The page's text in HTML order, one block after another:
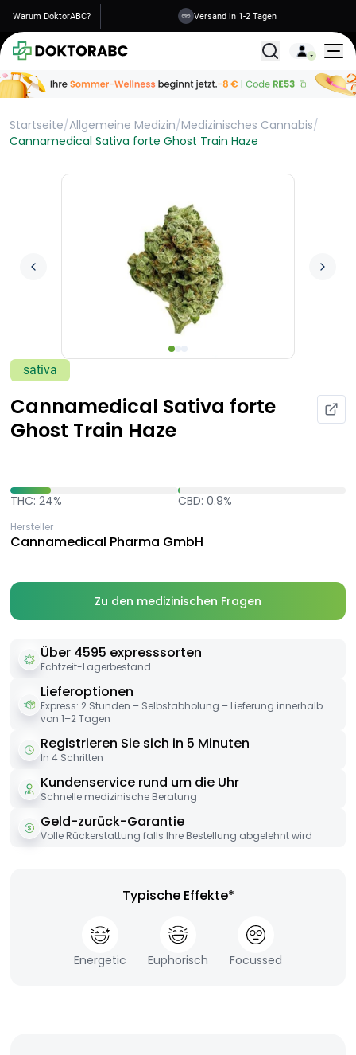
Warum DoktorABC? Versand in 1-2 Tagen
Alle
Startseite/Allgemeine Medizin/Medizinisches Cannabis/
Cannamedical Sativa forte Ghost Train Haze
sativa
Cannamedical Sativa forte
Ghost Train Haze
THC: 24% CBD: 0.9%
Hersteller
Cannamedical Pharma GmbH
Zu den medizinischen Fragen
Über 4595 expresssorten
Echtzeit-Lagerbestand
Lieferoptionen
Express: 2 Stunden – Selbstabholung – Lieferung innerhalb
von 1–2 Tagen
Registrieren Sie sich in 5 Minuten
In 4 Schritten
Kundenservice rund um die Uhr
Schnelle medizinische Beratung
Geld-zurück-Garantie
Volle Rückerstattung falls Ihre Bestellung abgelehnt wird
Typische Effekte*
Energetic Euphorisch Focussed